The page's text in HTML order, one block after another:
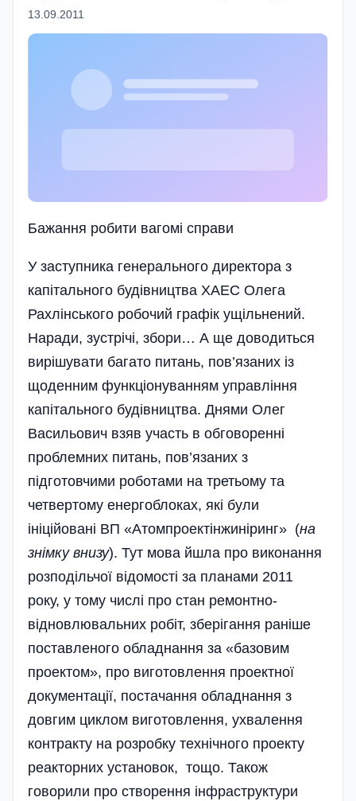
13.09.2011
Бажання робити вагомi справи
У заступника генерального директора з
капітального будівництва ХАЕС Олега
Рахлінського робочий графік ущільнений.
Наради, зустрічі, збори… А ще доводиться
вирішувати багато питань, пов’язаних із
щоденним функціонуванням управління
капітального будівництва. Днями Олег
Васильович взяв участь в обговоренні
проблемних питань, пов’язаних з
підготовчими роботами на третьому та
четвертому енергоблоках, які були
ініційовані ВП «Атомпроектінжиніринг» (на
знімку внизу). Тут мова йшла про виконання
розподільчої відомості за планами 2011
року, у тому числі про стан ремонтно-
відновлювальних робіт, зберігання раніше
поставленого обладнання за «базовим
проектом», про виготовлення проектної
документації, постачання обладнання з
довгим циклом виготовлення, ухвалення
контракту на розробку технічного проекту
реакторних установок, тощо. Також
говорили про створення інфраструктури